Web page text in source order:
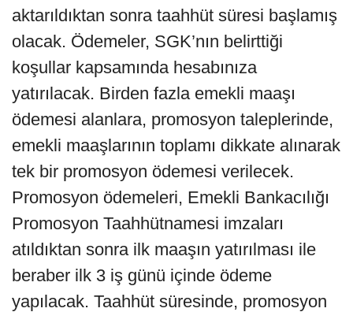
aktarıldıktan sonra taahhüt süresi başlamış
olacak. Ödemeler, SGK’nın belirttiği
koşullar kapsamında hesabınıza
yatırılacak. Birden fazla emekli maaşı
ödemesi alanlara, promosyon taleplerinde,
emekli maaşlarının toplamı dikkate alınarak
tek bir promosyon ödemesi verilecek.
Promosyon ödemeleri, Emekli Bankacılığı
Promosyon Taahhütnamesi imzaları
atıldıktan sonra ilk maaşın yatırılması ile
beraber ilk 3 iş günü içinde ödeme
yapılacak. Taahhüt süresinde, promosyon